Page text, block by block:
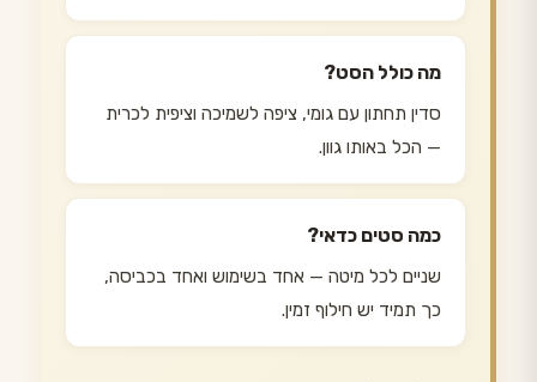
מה כולל הסט?
סדין תחתון עם גומי, ציפה לשמיכה וציפית לכרית
— הכל באותו גוון.
כמה סטים כדאי?
שניים לכל מיטה — אחד בשימוש ואחד בכביסה,
כך תמיד יש חילוף זמין.